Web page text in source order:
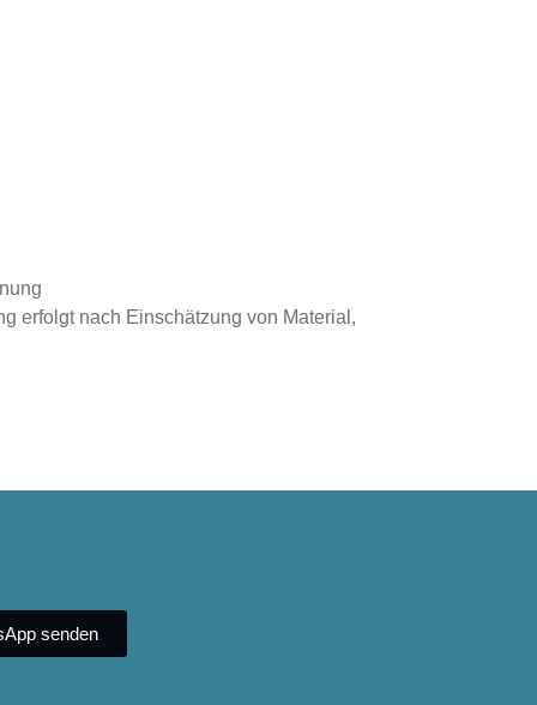
erfolgt nach Einschätzung von Material,
senden